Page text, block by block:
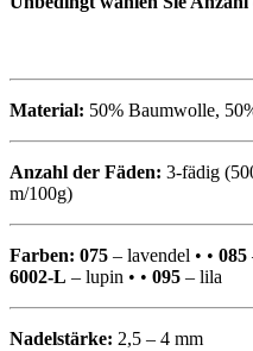
Material: 50% Baumwolle,
Anzahl der Fäden: 3-fädig
m/100g)
Farben: 075 – lavendel • • 085
6002-L – lupin • • 095 – lila
Nadelstärke: 2,5 – 4 mm